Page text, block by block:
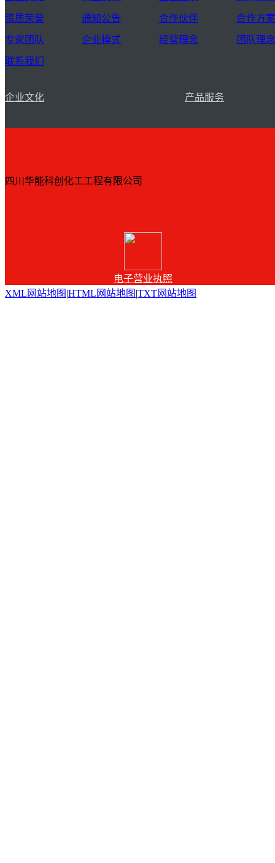
资质荣誉
专家团队
联系我们
通知公告
企业模式
合作伙伴
经营理念
合作方案
团队理念
企业文化 产品服务
四川华能科创化工工程有限公司
电子营业执照
XML网站地图 |HTML网站地图 |TXT网站地图